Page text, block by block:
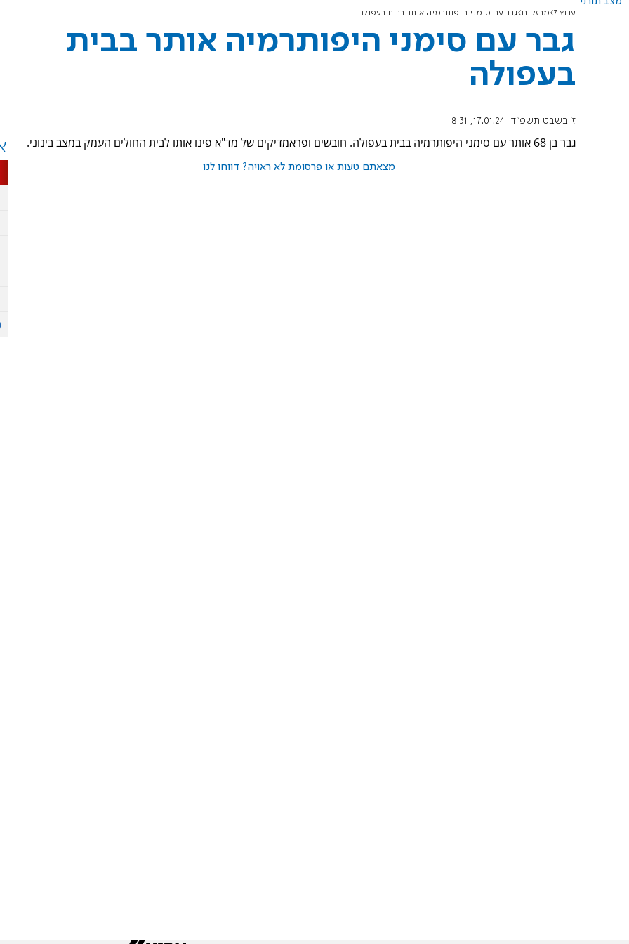
ערוץ 7 מבזקים גבר עם סימני היפותרמיה אותר בבית בעפולה
גבר עם סימני היפותרמיה אותר בבית
בעפולה
ז' בשבט תשפ"ד 17.01.24, 8:31
גבר בן 68 אותר עם סימני היפותרמיה בבית בעפולה. חובשים ופראמדיקים של מד"א פינו אותו לבית החולים העמק במצב בינוני.
מצאתם טעות או פרסומת לא ראויה? דווחו לנו